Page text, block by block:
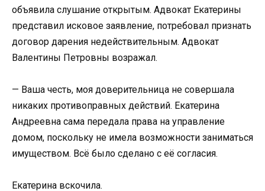
объявила слушание открытым. Адвокат Екатерины
представил исковое заявление, потребовал признать
договор дарения недействительным. Адвокат
Валентины Петровны возражал.
— Ваша честь, моя доверительница не совершала
никаких противоправных действий. Екатерина
Андреевна сама передала права на управление
домом, поскольку не имела возможности заниматься
имуществом. Всё было сделано с её согласия.
Екатерина вскочила.